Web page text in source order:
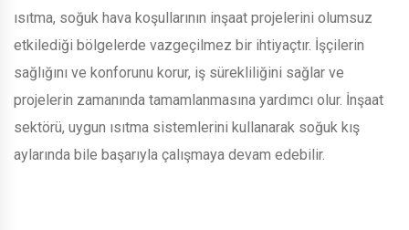
ısıtma, soğuk hava koşullarının inşaat projelerini olumsuz
etkilediği bölgelerde vazgeçilmez bir ihtiyaçtır. İşçilerin
sağlığını ve konforunu korur, iş sürekliliğini sağlar ve
projelerin zamanında tamamlanmasına yardımcı olur. İnşaat
sektörü, uygun ısıtma sistemlerini kullanarak soğuk kış
aylarında bile başarıyla çalışmaya devam edebilir.